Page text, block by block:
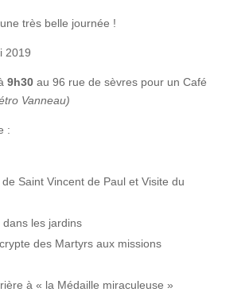
très belle journée !
2019
9h30au 96 rue de sèvres pour un Café
Vanneau)
:
Saint Vincent de Paul et Visite du
dans les jardins
des Martyrs aux missions
à « la Médaille miraculeuse »